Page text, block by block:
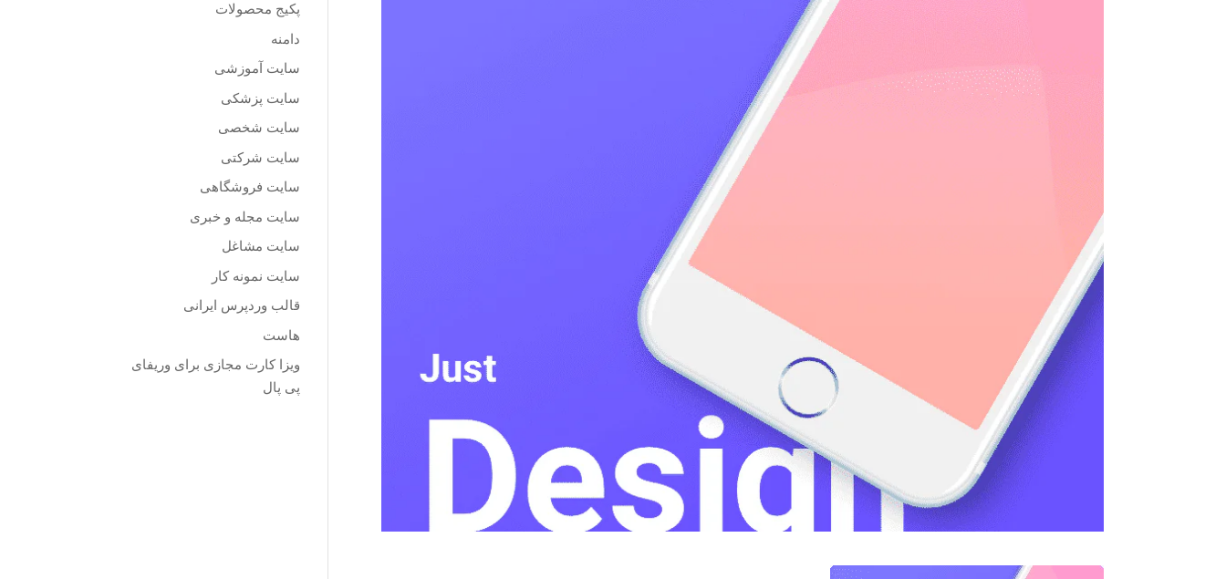
پکیج محصولات
دامنه
سایت آموزشی
سایت پزشکی
سایت شخصی
سایت شرکتی
سایت فروشگاهی
سایت مجله و خبری
سایت مشاغل
سایت نمونه کار
قالب وردپرس ایرانی
هاست
ویزا کارت مجازی برای وریفای
پی پال